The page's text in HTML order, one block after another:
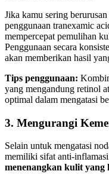
Jika kamu sering
penggunaan tranexamic
mempercepat pemulihan
Penggunaan secara
akan memberikan hasil
Tips penggunaan:
yang mengandung retinol
optimal dalam mengatasi
3. Mengurangi
Selain untuk mengatasi
memiliki sifat anti-
menenangkan kulit yang